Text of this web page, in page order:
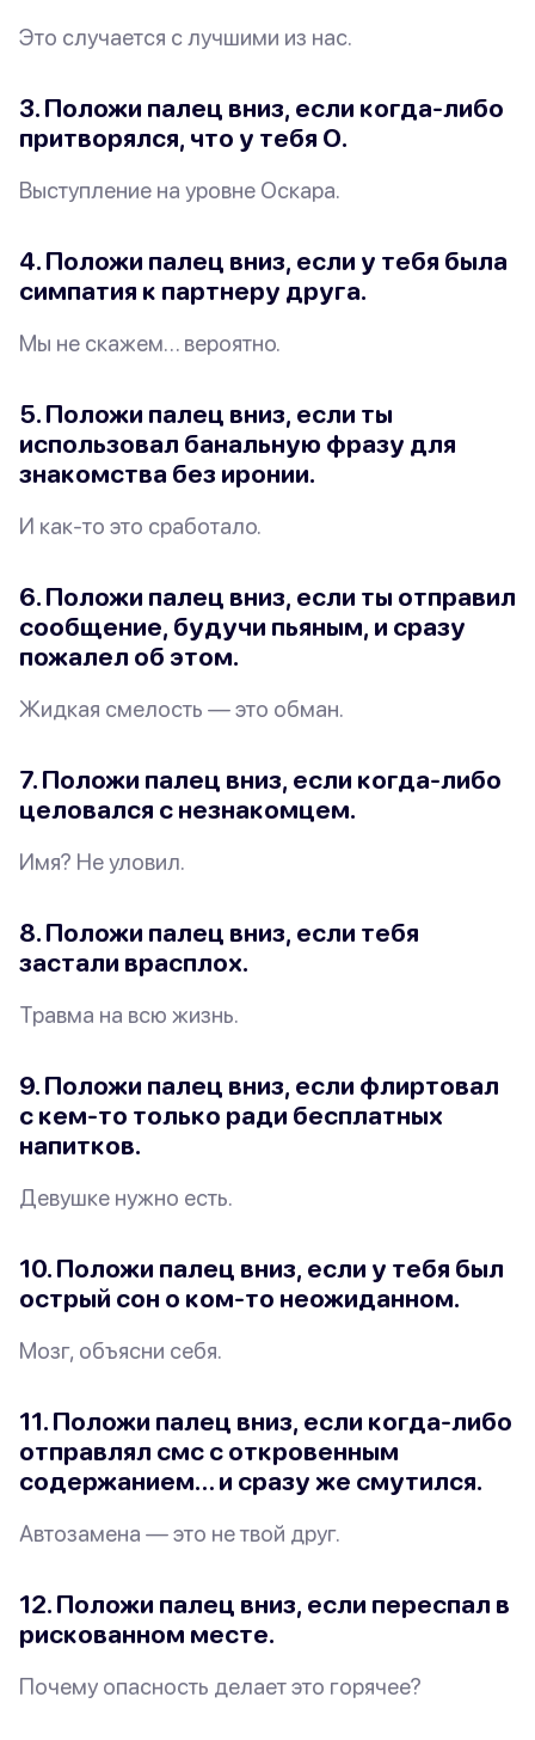
Это случается с лучшими из нас.
3. Положи палец вниз, если когда-либо
притворялся, что у тебя О.
Выступление на уровне Оскара.
4. Положи палец вниз, если у тебя была
симпатия к партнеру друга.
Мы не скажем… вероятно.
5. Положи палец вниз, если ты
использовал банальную фразу для
знакомства без иронии.
И как-то это сработало.
6. Положи палец вниз, если ты отправил
сообщение, будучи пьяным, и сразу
пожалел об этом.
Жидкая смелость — это обман.
7. Положи палец вниз, если когда-либо
целовался с незнакомцем.
Имя? Не уловил.
8. Положи палец вниз, если тебя
застали врасплох.
Травма на всю жизнь.
9. Положи палец вниз, если флиртовал
с кем-то только ради бесплатных
напитков.
Девушке нужно есть.
10. Положи палец вниз, если у тебя был
острый сон о ком-то неожиданном.
Мозг, объясни себя.
11. Положи палец вниз, если когда-либо
отправлял смс с откровенным
содержанием… и сразу же смутился.
Автозамена — это не твой друг.
12. Положи палец вниз, если переспал в
рискованном месте.
Почему опасность делает это горячее?